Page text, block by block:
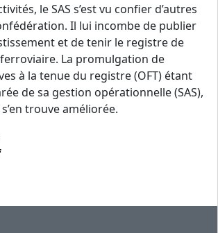
le SAS s’est vu confier d’autres
Il lui incombe de publier
et de tenir le registre de
La promulgation de
à la tenue du registre (OFT) étant
de sa gestion opérationnelle (SAS),
trouve améliorée.